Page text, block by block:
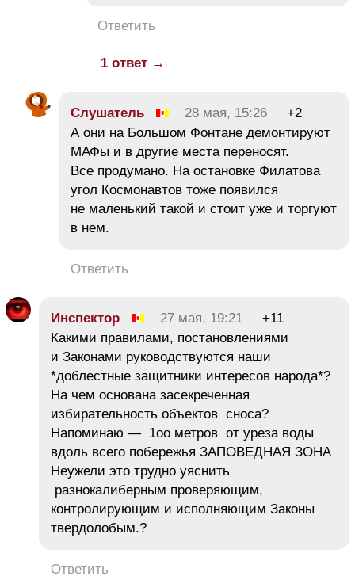
Ответить
1 ответ →
Слушатель 28 мая, 15:26
+2
А они на Большом Фонтане демонтируют
МАФы и в другие места переносят.
Все продумано. На остановке Филатова
угол Космонавтов тоже появился
не маленький такой и стоит уже и торгуют
в нем.
Ответить
Инспектор 27 мая, 19:21
+11
Какими правилами, постановлениями
и Законами руководствуются наши
*доблестные защитники интересов народа*?
На чем основана засекреченная
избирательность объектов сноса?
Напоминаю — 1оо метров от уреза воды
вдоль всего побережья ЗАПОВЕДНАЯ ЗОНА
Неужели это трудно уяснить
разнокалиберным проверяющим,
контролирующим и исполняющим Законы
твердолобым.?
Ответить